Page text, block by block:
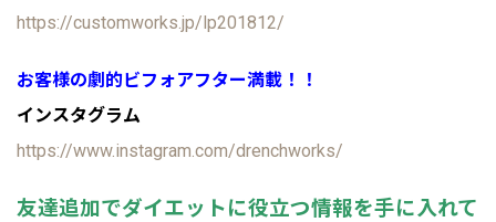
https://customworks.jp/lp201812/
お客様の劇的ビフォアフター満載！！
インスタグラム
https://www.instagram.com/drenchworks/
友達追加でダイエットに役立つ情報を手に入れて